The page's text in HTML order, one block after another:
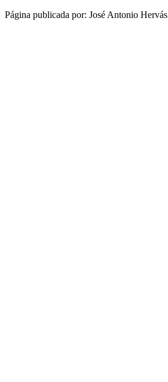
Página publicada por: José Antonio Hervás